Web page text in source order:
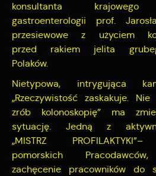
konsultanta
gastroenterologii prof.
przesiewowe z użyciem
przed rakiem jelita
Polaków.
Nietypowa, intrygująca
„Rzeczywistość zaskakuje.
zrób kolonoskopię” ma
sytuację. Jedną z
„MISTRZ
pomorskich
zachęcenie pracowników do